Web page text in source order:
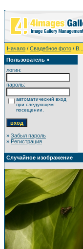
Начало / Свадебное фото / В....
Пользователь »
логин:
пароль:
автоматический вход
при следующем
посещении.
» Забыл пароль
» Регистрация
Случайное изображение